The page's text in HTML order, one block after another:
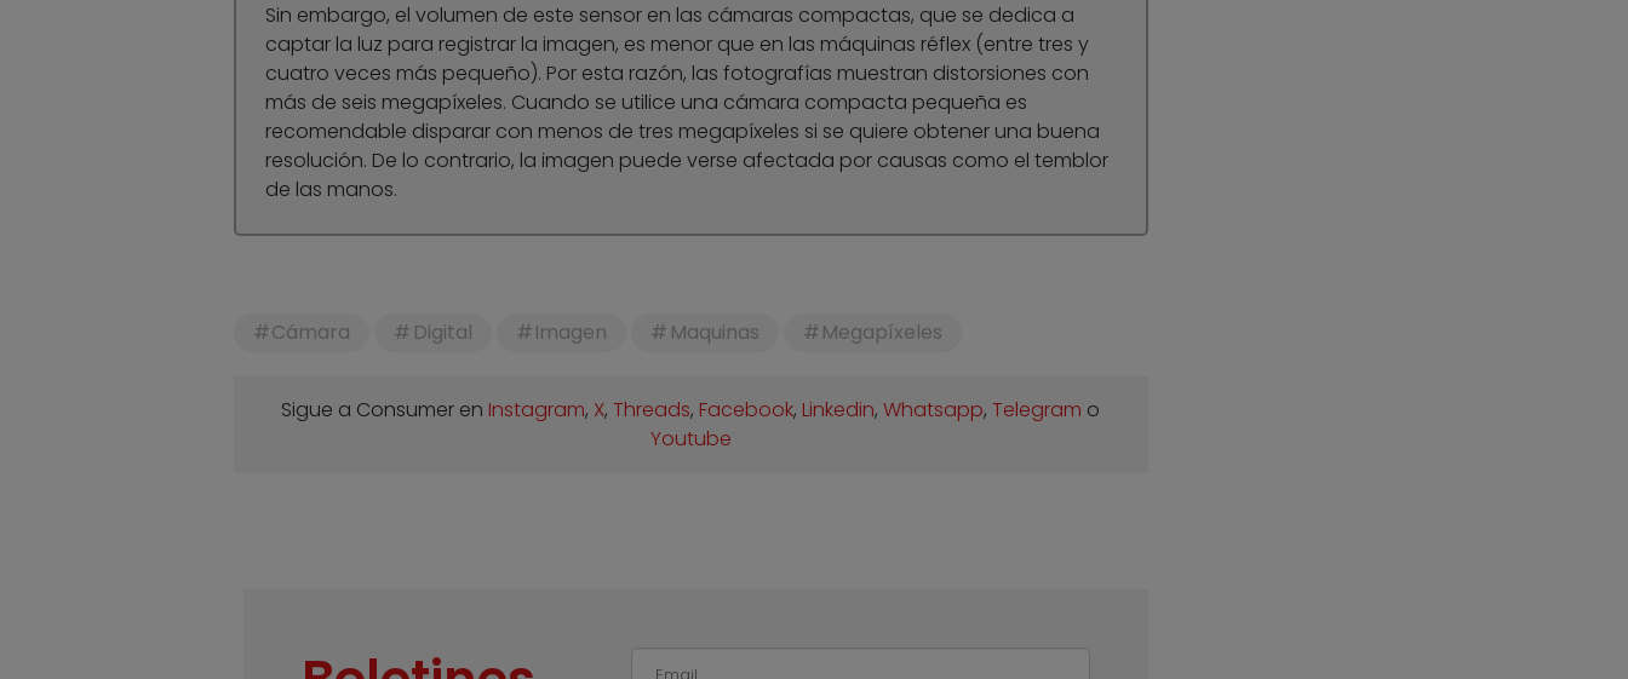
Sin embargo, el volumen de este sensor en las cámaras compactas, que se dedica a
captar la luz para registrar la imagen, es menor que en las máquinas réflex (entre tres y
cuatro veces más pequeño). Por esta razón, las fotografías muestran distorsiones con
más de seis megapíxeles. Cuando se utilice una cámara compacta pequeña es
recomendable disparar con menos de tres megapíxeles si se quiere obtener una buena
resolución. De lo contrario, la imagen puede verse afectada por causas como el temblor
de las manos.
Cámara Digital Imagen Maquinas Megapíxeles
Sigue a Consumer en Instagram, X,Threads, Facebook, Linkedin,Whatsapp,Telegram o
Youtube